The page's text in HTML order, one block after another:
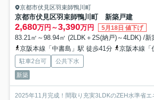
京都市伏見区羽束師鴨川町
京都市伏見区羽束師鴨川町 新築戸建
2,680万円～3,390万円 5月18日 値下げ
83.21㎡～98.94㎡ (2LDK＋2S(納戸)～4LDK) /新
京阪本線「中書島」駅 徒歩41分
京阪本線「伏
駐車2台可
公共下水
新築
2025年11月完成！間取り充実3LDKのZEH水準省エ